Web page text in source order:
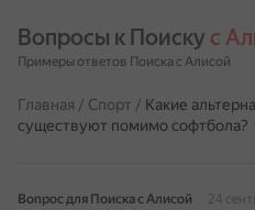
Вопросы к Поиску с
Примеры ответов Поиска с Алисой
Главная / Спорт / Какие
существуют помимо софтбола?
Вопрос для Поиска с Алисой
24